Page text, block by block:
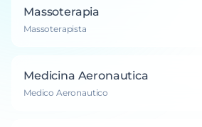
Massoterapia
Massoterapista
Medicina Aeronautica
Medico Aeronautico